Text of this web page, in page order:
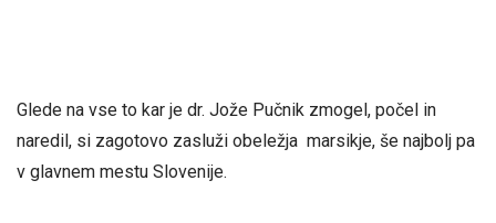
Glede na vse to kar je dr. Jože Pučnik zmogel, počel in
naredil, si zagotovo zasluži obeležja marsikje, še najbolj pa
v glavnem mestu Slovenije.